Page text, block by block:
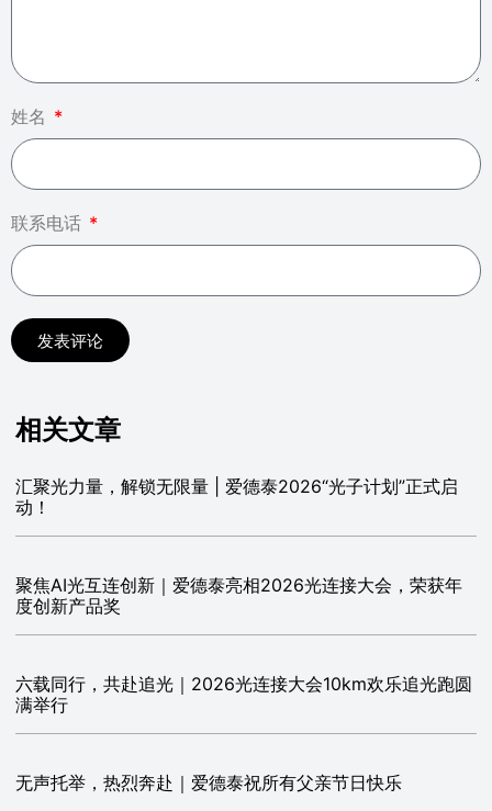
姓名
联系电话
发表评论
相关文章
汇聚光力量，解锁无限量 | 爱德泰2026“光子计划”正式启
动！
聚焦AI光互连创新｜爱德泰亮相2026光连接大会，荣获年
度创新产品奖
六载同行，共赴追光｜2026光连接大会10km欢乐追光跑圆
满举行
无声托举，热烈奔赴｜爱德泰祝所有父亲节日快乐